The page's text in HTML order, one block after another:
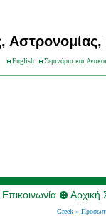
English Σεμινάρια και
Επικοινωνία Αρχική
Greek »